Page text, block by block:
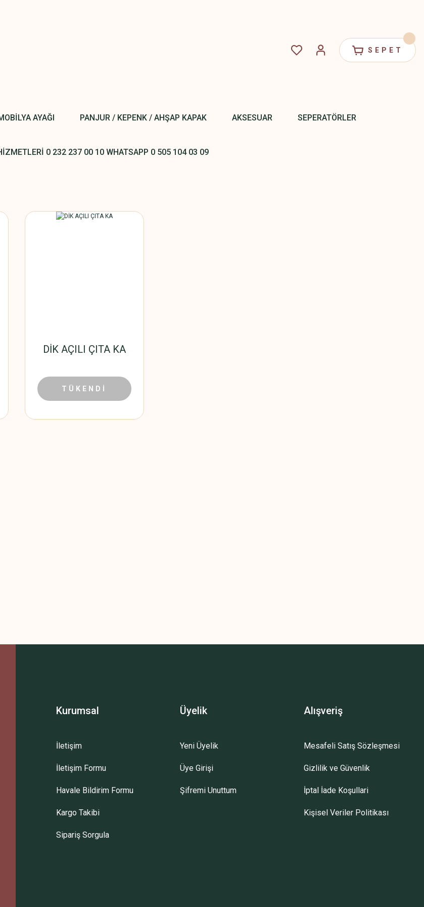
SEPET
AYAĞI PANJUR / KEPENK / AHŞAP KAPAK AKSESUAR SEPERATÖRLER
0 232 237 00 10 WHATSAPP 0 505 104 03 09
DİK AÇILI ÇITA KA
0,01 TL
TÜKENDİ
Kurumsal
İletişim
İletişim Formu
Havale Bildirim Formu
Kargo Takibi
Sipariş Sorgula
Üyelik
Yeni Üyelik
Üye Girişi
Şifremi Unuttum
Alışveriş
Mesafeli Satış Sözleşmesi
Gizlilik ve Güvenlik
İptal İade Koşullari
Kişisel Veriler Politikası